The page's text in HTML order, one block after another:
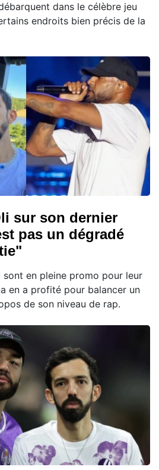
dans le célèbre jeu
endroits bien précis de la
sur son dernier
pas un dégradé
en pleine promo pour leur
en a profité pour balancer un
de son niveau de rap.